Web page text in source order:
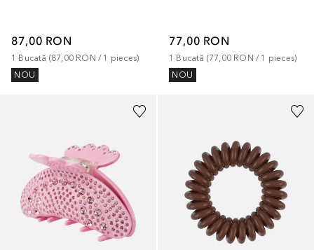
87,00 RON
1 Bucată (87,00 RON / 1 pieces)
NOU
77,00 RON
1 Bucată (77,00 RON / 1 pieces)
NOU